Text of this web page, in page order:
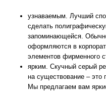
узнаваемым. Лучший
сделать
запоминающейся.
оформляются в
элементов фирменного
ярким. Скучный серый
на существование – это
Мы предлагаем вам